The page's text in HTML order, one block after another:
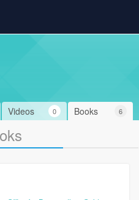
Books 6
Videos 0